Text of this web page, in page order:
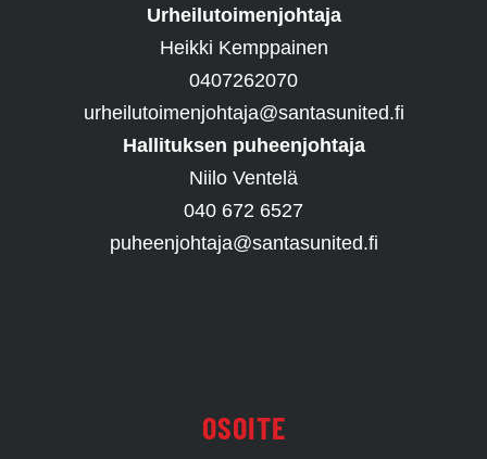
Urheilutoimenjohtaja
Heikki Kemppainen
0407262070
urheilutoimenjohtaja@santasunited.fi
Hallituksen puheenjohtaja
Niilo Ventelä
040 672 6527
puheenjohtaja@santasunited.fi
OSOITE